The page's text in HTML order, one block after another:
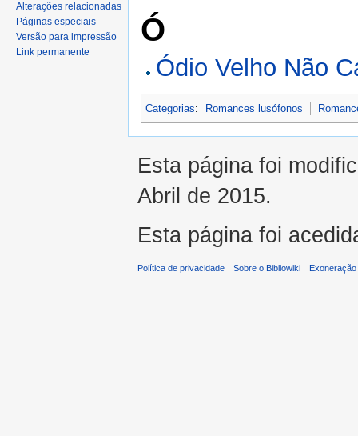
Ó
Ódio Velho Não
Categorias: Romances lusófonos
Alterações relacionadas
Páginas especiais
Versão para impressão
Link permanente
Esta página foi
Abril de 2015.
Esta página foi
Política de privacidade Sobre o Bibliowiki